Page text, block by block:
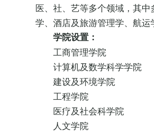
医、社、艺等多个领域，其
学、酒店及旅游管理学、航运
学院设置 ：
工商管理学院
计算机及数学科学学院
建设及环境学院
工程学院
医疗及社会科学院
人文学院